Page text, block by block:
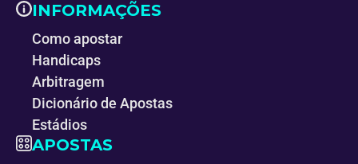
INFORMAÇÕES
Como apostar
Handicaps
Arbitragem
Dicionário de Apostas
Estádios
APOSTAS